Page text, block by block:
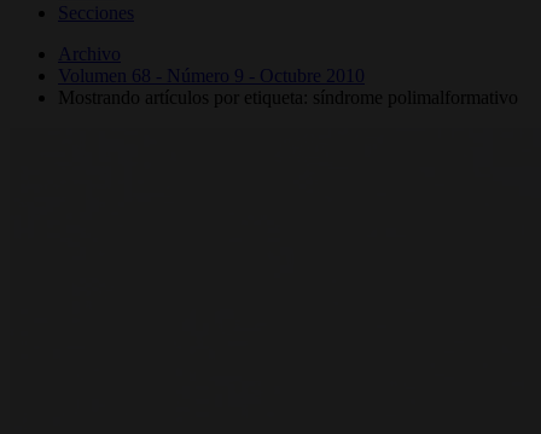
Secciones
Archivo
Volumen 68 - Número 9 - Octubre 2010
Mostrando artículos por etiqueta: síndrome polimalformativo